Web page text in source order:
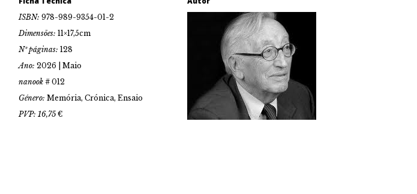
ISBN: 978-989-9354-01-2
Dimensões: 11×17,5cm
Nº páginas: 128
Ano: 2026 | Maio
nanook # 012
Género: Memória, Crónica, Ensaio
PVP: 16,75 €